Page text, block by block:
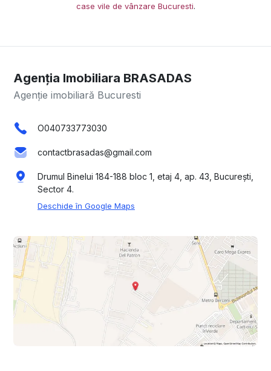
case vile de vânzare Bucuresti.
Agenția Imobiliara BRASADAS
Agenție imobiliară Bucuresti
O040733773030
contactbrasadas@gmail.com
Drumul Binelui 184-188 bloc 1, etaj 4, ap. 43, București,
Sector 4.
Deschide în Google Maps